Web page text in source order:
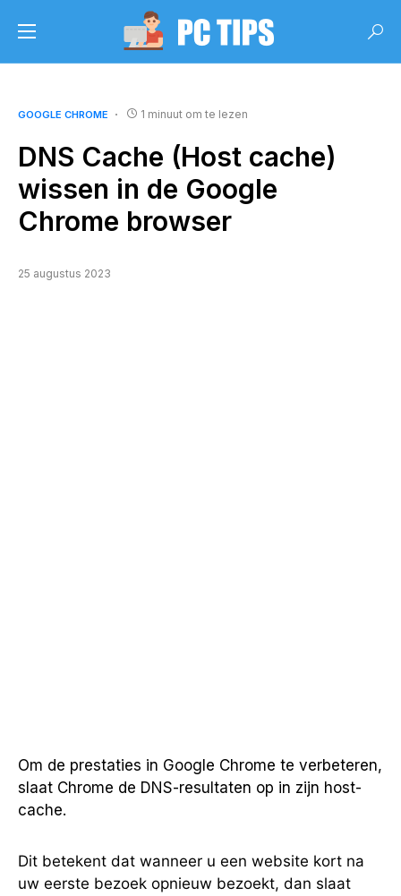
GOOGLE CHROME 1 minuut om te lezen
DNS Cache (Host cache)
wissen in de Google
Chrome browser
25 augustus 2023
Om de prestaties in Google Chrome te verbeteren,
slaat Chrome de DNS-resultaten op in zijn host-
cache.
Dit betekent dat wanneer u een website kort na
uw eerste bezoek opnieuw bezoekt, dan slaat